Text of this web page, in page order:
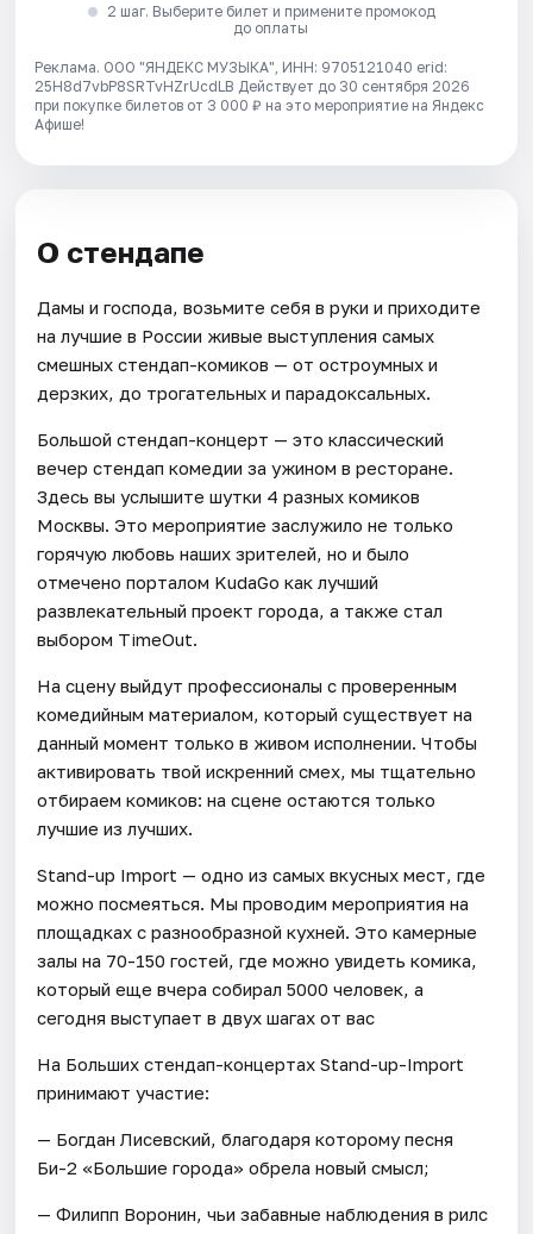
2 шаг. Выберите билет и примените промокод
до оплаты
Реклама. ООО "ЯНДЕКС МУЗЫКА", ИНН: 9705121040 erid:
25H8d7vbP8SRTvHZrUcdLB Действует до 30 сентября 2026
при покупке билетов от 3 000 ₽ на это мероприятие на Яндекс
Афише!
О стендапе
Дамы и господа, возьмите себя в руки и приходите
на лучшие в России живые выступления самых
смешных стендап-комиков — от остроумных и
дерзких, до трогательных и парадоксальных.
Большой стендап-концерт — это классический
вечер стендап комедии за ужином в ресторане.
Здесь вы услышите шутки 4 разных комиков
Москвы. Это мероприятие заслужило не только
горячую любовь наших зрителей, но и было
отмечено порталом KudaGo как лучший
развлекательный проект города, а также стал
выбором TimeOut.
На сцену выйдут профессионалы с проверенным
комедийным материалом, который существует на
данный момент только в живом исполнении. Чтобы
активировать твой искренний смех, мы тщательно
отбираем комиков: на сцене остаются только
лучшие из лучших.
Stand-up Import — одно из самых вкусных мест, где
можно посмеяться. Мы проводим мероприятия на
площадках с разнообразной кухней. Это камерные
залы на 70-150 гостей, где можно увидеть комика,
который еще вчера собирал 5000 человек, а
сегодня выступает в двух шагах от вас
На Больших стендап-концертах Stand-up-Import
принимают участие:
— Богдан Лисевский, благодаря которому песня
Би-2 «Большие города» обрела новый смысл;
— Филипп Воронин, чьи забавные наблюдения в рилс